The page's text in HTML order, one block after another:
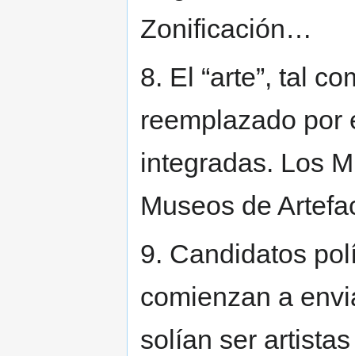
Zonificación…
8. El “arte”, tal
reemplazado por
integradas. Los
Museos de
9. Candidatos
comienzan a
solían ser